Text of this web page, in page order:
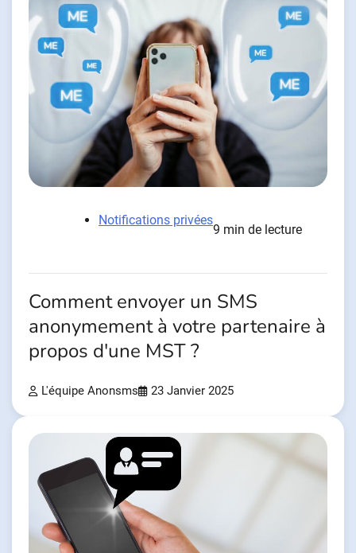
Notifications privées
9 min de lecture
Comment envoyer un SMS
anonymement à votre partenaire à
propos d'une MST ?
L'équipe Anonsms 23 Janvier 2025